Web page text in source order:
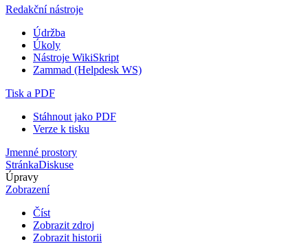
Redakční nástroje
Údržba
Úkoly
Nástroje WikiSkript
Zammad (Helpdesk WS)
Tisk a PDF
Stáhnout jako PDF
Verze k tisku
Jmenné prostory
StránkaDiskuse
Úpravy
Zobrazení
Číst
Zobrazit zdroj
Zobrazit historii